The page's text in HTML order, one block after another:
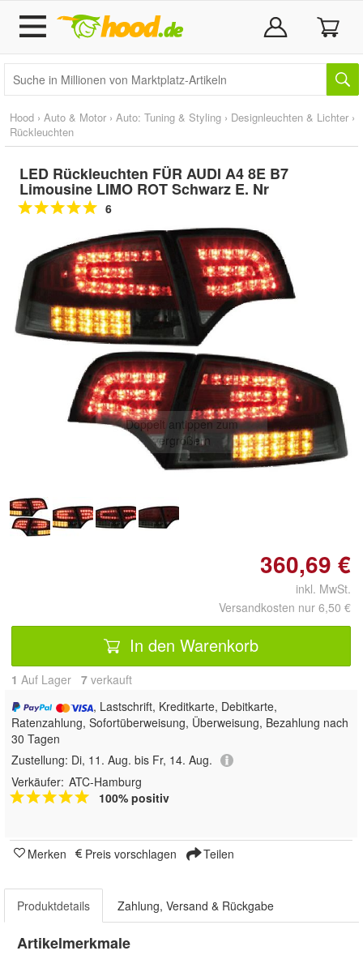
Hood › Auto & Motor › Auto: Tuning & Styling › Designleuchten & Lichter ›
Rückleuchten
LED Rückleuchten FÜR AUDI A4 8E B7
Limousine LIMO ROT Schwarz E. Nr
6
Doppelt antippen zum
vergrößern
360,69 €
inkl. MwSt.
Versandkosten nur 6,50 €
In den Warenkorb
1 Auf Lager 7 verkauft
, Lastschrift, Kreditkarte, Debitkarte,
Ratenzahlung, Sofortüberweisung, Überweisung, Bezahlung nach
30 Tagen
Zustellung: Di, 11. Aug. bis Fr, 14. Aug.
Verkäufer: ATC-Hamburg
100% positiv
Merken Preis vorschlagen Teilen
Produktdetails Zahlung, Versand & Rückgabe
Artikelmerkmale